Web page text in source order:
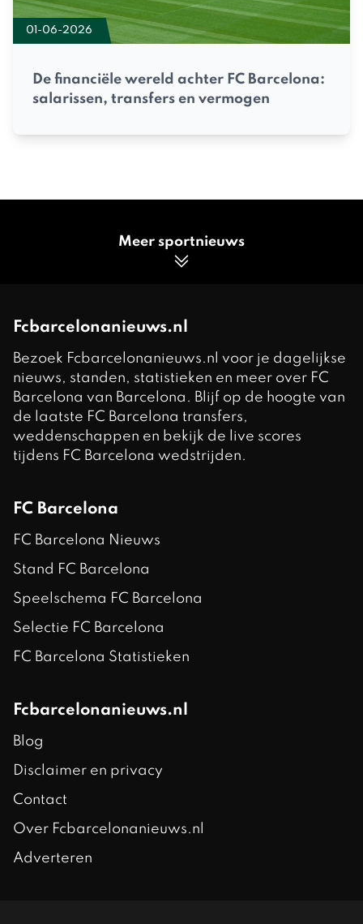
01-06-2026
De financiële wereld achter FC Barcelona:
salarissen, transfers en vermogen
Meer sportnieuws
Fcbarcelonanieuws.nl
Bezoek Fcbarcelonanieuws.nl voor je dagelijkse
nieuws, standen, statistieken en meer over FC
Barcelona van Barcelona. Blijf op de hoogte van
de laatste FC Barcelona transfers,
weddenschappen en bekijk de live scores
tijdens FC Barcelona wedstrijden.
FC Barcelona
FC Barcelona Nieuws
Stand FC Barcelona
Speelschema FC Barcelona
Selectie FC Barcelona
FC Barcelona Statistieken
Fcbarcelonanieuws.nl
Blog
Disclaimer en privacy
Contact
Over Fcbarcelonanieuws.nl
Adverteren